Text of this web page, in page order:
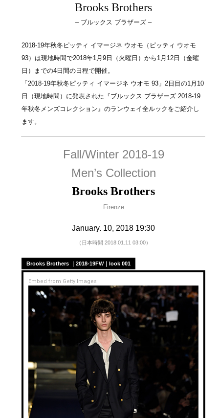
Brooks Brothers
– ブルックス ブラザーズ –
2018-19年秋冬ピッティ イマージネ ウオモ（ピッティ ウオモ
93）は現地時間で2018年1月9日（火曜日）から1月12日（金曜
日）までの4日間の日程で開催。
「2018-19年秋冬ピッティ イマージネ ウオモ 93」2日目の1月10
日（現地時間）に発表された『ブルックス ブラザーズ 2018-19
年秋冬メンズコレクション』のランウェイ全ルックをご紹介し
ます。
Fall/Winter 2018-19
Men’s Collection
Brooks Brothers
Firenze
January. 10, 2018 19:30
（日本時間 2018.01.11 03:00）
Brooks Brothers ｜2018-19FW｜look 001
Embed from Getty Images